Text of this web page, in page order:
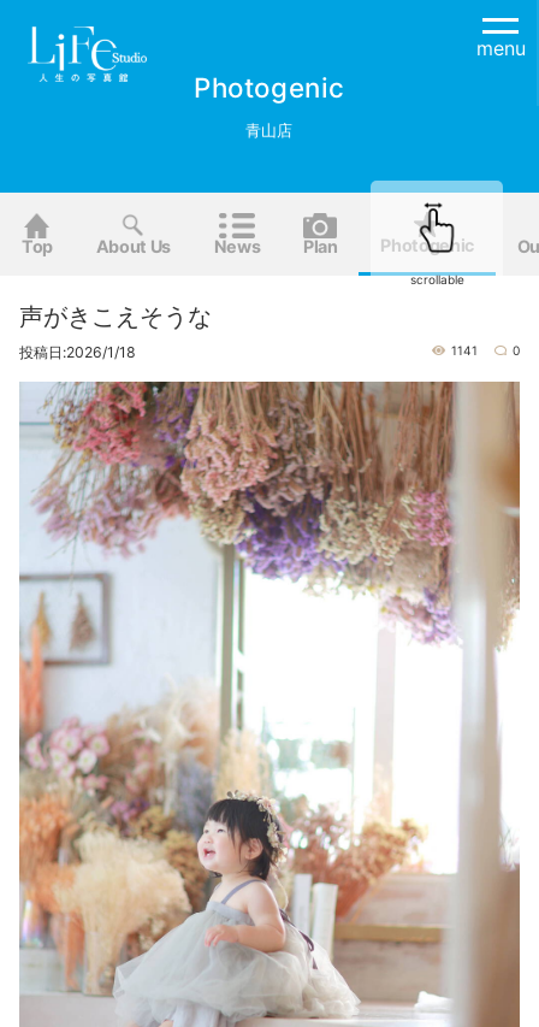
menu
Photogenic
青山店
Top About Us News Plan Photogenic
scrollable
声がきこえそうな
投稿日:2026/1/18 1141 0